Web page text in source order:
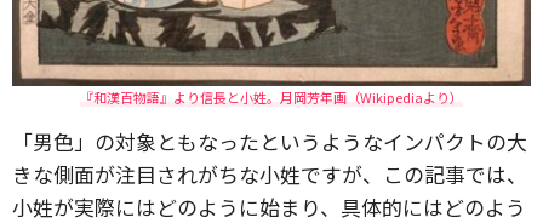
『和漢百物語』より信長と小姓。月岡芳年画（Wikipediaより）
「男色」の対象ともなったというようなインパクトの大
きな側面が注目されがちな小姓ですが、この記事では、
小姓が実際にはどのように始まり、具体的にはどのよう